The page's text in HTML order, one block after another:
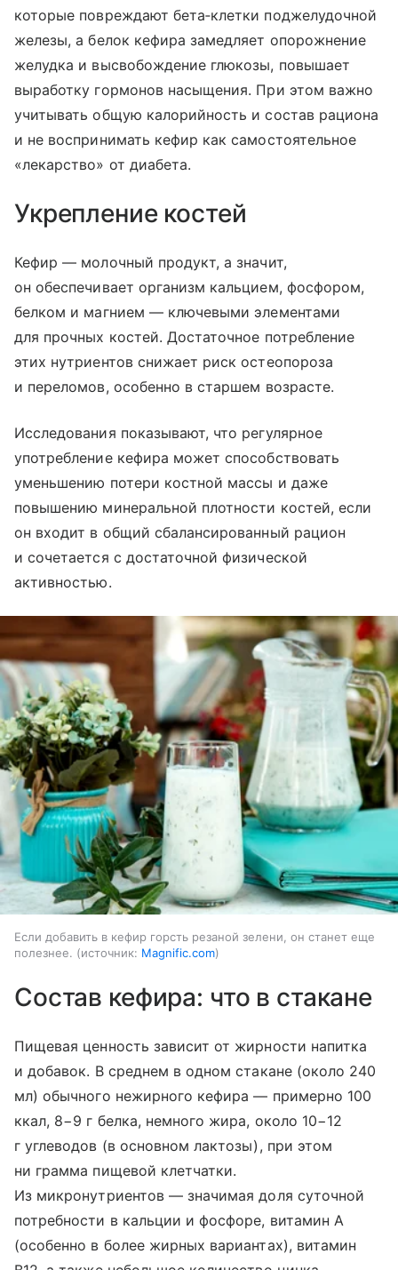
которые повреждают бета‑клетки поджелудочной
железы, а белок кефира замедляет опорожнение
желудка и высвобождение глюкозы, повышает
выработку гормонов насыщения. При этом важно
учитывать общую калорийность и состав рациона
и не воспринимать кефир как самостоятельное
«лекарство» от диабета.
Укрепление костей
Кефир — молочный продукт, а значит,
он обеспечивает организм кальцием, фосфором,
белком и магнием — ключевыми элементами
для прочных костей. Достаточное потребление
этих нутриентов снижает риск остеопороза
и переломов, особенно в старшем возрасте.
Исследования показывают, что регулярное
употребление кефира может способствовать
уменьшению потери костной массы и даже
повышению минеральной плотности костей, если
он входит в общий сбалансированный рацион
и сочетается с достаточной физической
активностью.
Если добавить в кефир горсть резаной зелени, он станет еще
полезнее.
источник: Magnific.com
Состав кефира: что в стакане
Пищевая ценность зависит от жирности напитка
и добавок. В среднем в одном стакане (около 240
мл) обычного нежирного кефира — примерно 100
ккал, 8−9 г белка, немного жира, около 10−12
г углеводов (в основном лактозы), при этом
ни грамма пищевой клетчатки.
Из микронутриентов — значимая доля суточной
потребности в кальции и фосфоре, витамин A
(особенно в более жирных вариантах), витамин